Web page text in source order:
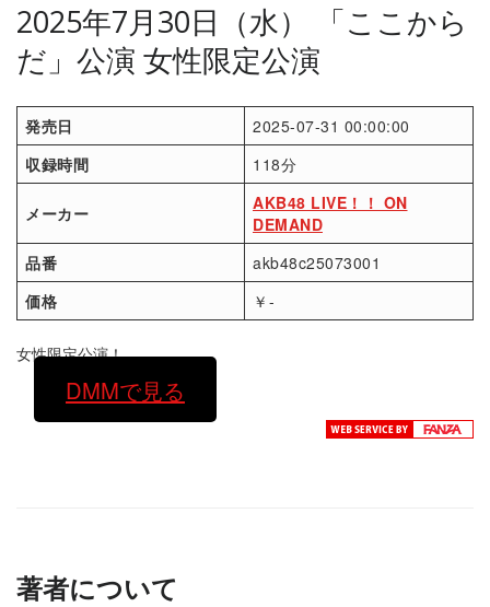
2025年7月30日（水） 「ここから
だ」公演 女性限定公演
発売日
2025-07-31 00:00:00
収録時間
118分
メーカー
AKB48 LIVE！！ ON
DEMAND
品番
akb48c25073001
価格
￥-
女性限定公演！
DMMで見る
著者について